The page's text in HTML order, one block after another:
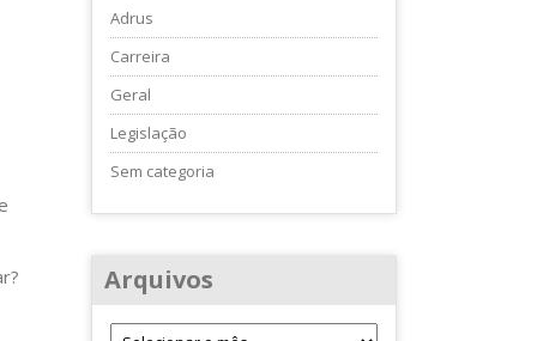
Adrus
Carreira
Geral
Legislação
Sem categoria
Arquivos